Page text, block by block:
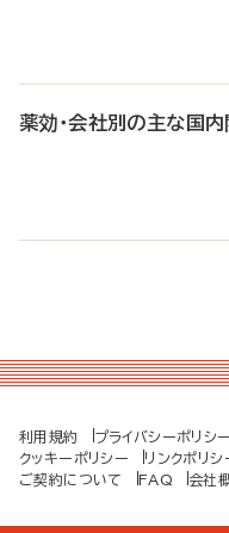
薬効・会社別の主な国
利用規約 プライバシーポリシー
クッキーポリシー
リンクポリシ
ご契約について
FAQ 会社